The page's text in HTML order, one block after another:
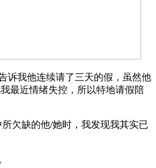
诉我他连续请了三天的假，虽然他
最近情绪失控，所以特地请假陪
欠缺的他/她时，我发现我其实已